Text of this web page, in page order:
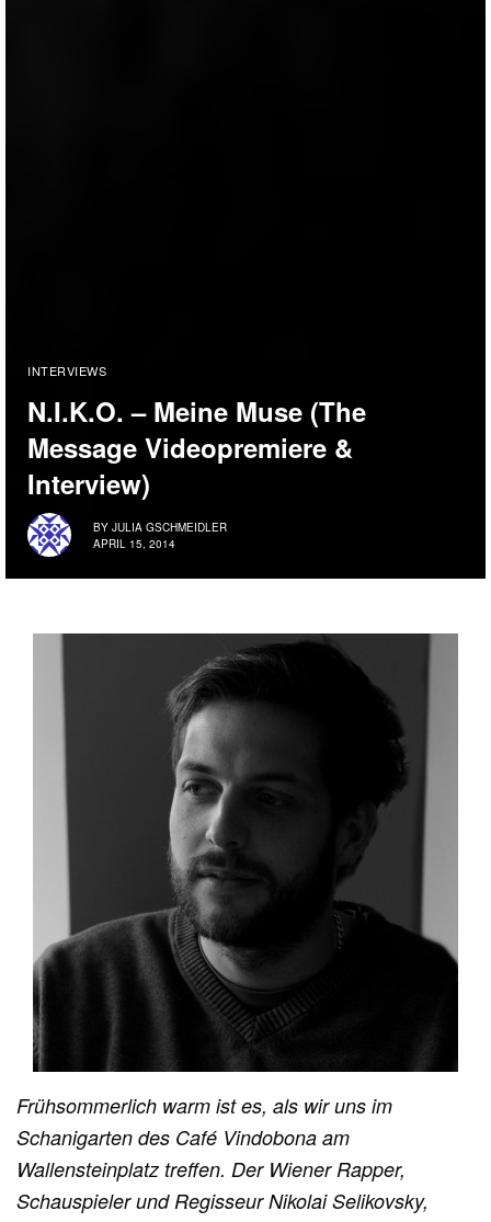
INTERVIEWS
N.I.K.O. – Meine Muse (The
Message Videopremiere &
Interview)
BY JULIA GSCHMEIDLER
APRIL 15, 2014
Frühsommerlich warm ist es, als wir uns im
Schanigarten des Café Vindobona am
Wallensteinplatz treffen. Der Wiener Rapper,
Schauspieler und Regisseur Nikolai Selikovsky,